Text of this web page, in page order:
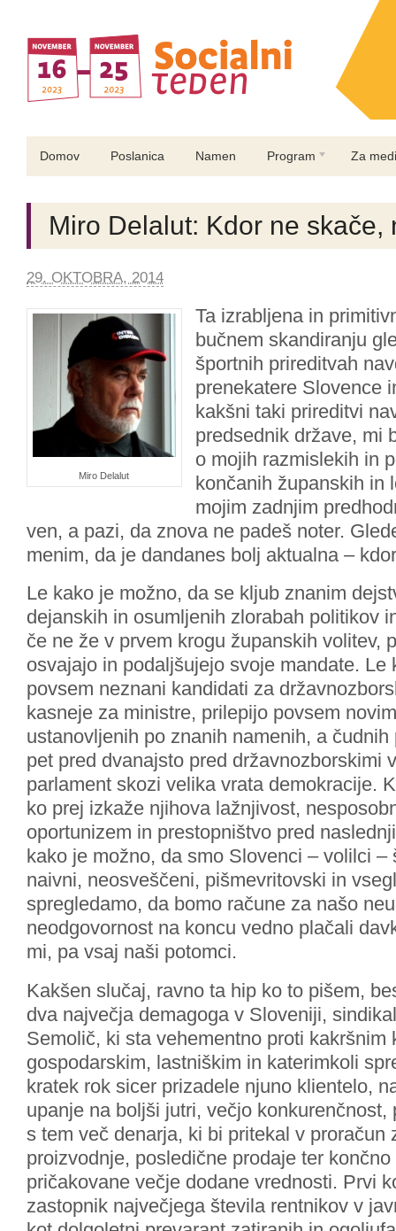
Domov Poslanica Namen Program Za
Miro Delalut: Kdor ne skače,
29. OKTOBRA, 2014
Miro Delalut
Ta izrabljena in
bučnem skandiranju
športnih prireditvah
prenekatere Slovence
kakšni taki prireditvi
predsednik države, mi
o mojih razmislekih in
končanih županskih in
mojim zadnjim
ven, a pazi, da znova ne padeš noter.
menim, da je dandanes bolj aktualna –
Le kako je možno, da se kljub znanim
dejanskih in osumljenih zlorabah politikov
če ne že v prvem krogu županskih volitev,
osvajajo in podaljšujejo svoje mandate. Le
povsem neznani kandidati za
kasneje za ministre, prilepijo povsem
ustanovljenih po znanih namenih, a
pet pred dvanajsto pred državnozborskimi
parlament skozi velika vrata demokracije.
ko prej izkaže njihova lažnjivost,
oportunizem in prestopništvo pred
kako je možno, da smo Slovenci – volilci
naivni, neosveščeni, pišmevritovski in
spregledamo, da bomo račune za našo
neodgovornost na koncu vedno plačali
mi, pa vsaj naši potomci.
Kakšen slučaj, ravno ta hip ko to pišem,
dva največja demagoga v Sloveniji,
Semolič, ki sta vehementno proti kakršnim
gospodarskim, lastniškim in katerimkoli
kratek rok sicer prizadele njuno klientelo,
upanje na boljši jutri, večjo konkurenčnost,
s tem več denarja, ki bi pritekal v proračun
proizvodnje, posledične prodaje ter
pričakovane večje dodane vrednosti. Prvi
zastopnik največjega števila rentnikov v